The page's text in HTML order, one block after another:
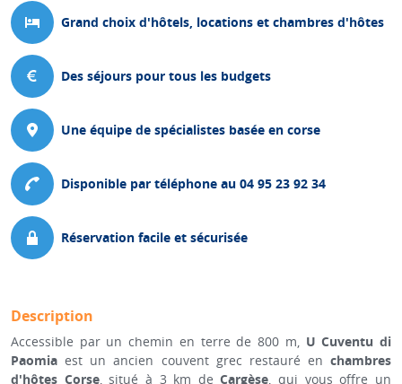
Grand choix d'hôtels, locations et chambres d'hôtes
Des séjours pour tous les budgets
Une équipe de spécialistes basée en corse
Disponible par téléphone au 04 95 23 92 34
Réservation facile et sécurisée
Description
Accessible par un chemin en terre de 800 m, U Cuventu di
Paomiaest un ancien couvent grec restauré enchambres
d'hôtes Corse, situé à 3 km deCargèse , qui vous offre un